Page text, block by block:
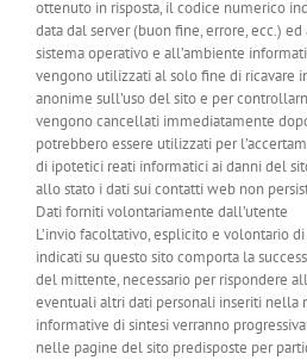
ottenuto in risposta, il codice numerico
data dal server (buon fine, errore, ecc.)
sistema operativo e all’ambiente
vengono utilizzati al solo fine di ricavare
anonime sull’uso del sito e per
vengono cancellati immediatamente
potrebbero essere utilizzati per
di ipotetici reati informatici ai danni del
allo stato i dati sui contatti web non
Dati forniti volontariamente dall’utente
L’invio facoltativo, esplicito e volontario
indicati su questo sito comporta la
del mittente, necessario per rispondere
eventuali altri dati personali inseriti nella
informative di sintesi verranno
nelle pagine del sito predisposte per